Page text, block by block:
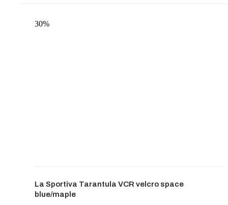
30%
La Sportiva Tarantula VCR velcro space
blue/maple